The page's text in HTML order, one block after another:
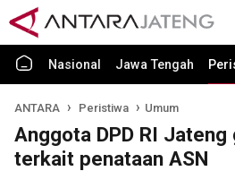
Nasional Jawa Tengah
ANTARA Peristiwa Umum
Anggota DPD RI
terkait penataan ASN